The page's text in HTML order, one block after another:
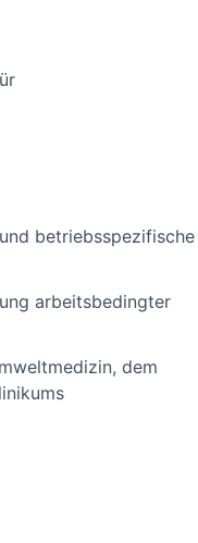
betriebsspezifische
arbeitsbedingter
dem